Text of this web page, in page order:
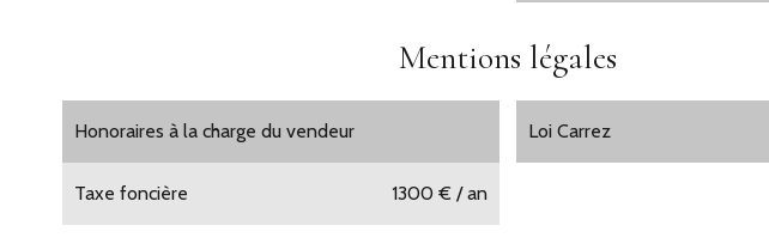
Mentions légales
Honoraires à la charge du vendeur Loi Carrez
Taxe foncière 1300 € / an